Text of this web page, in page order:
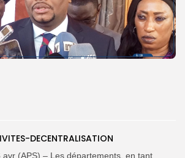
Search
DECENTRALISATION
(APS) – Les départements, en tant